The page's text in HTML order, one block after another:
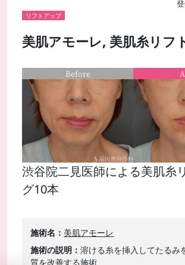
リフトアップ
美肌アモーレ, 美肌糸リフ
渋谷院二見医師による美肌糸
グ10本
施術名
美肌アモーレ
施術の説明
溶ける糸を挿入してたるみ
質を改善する施術
Before